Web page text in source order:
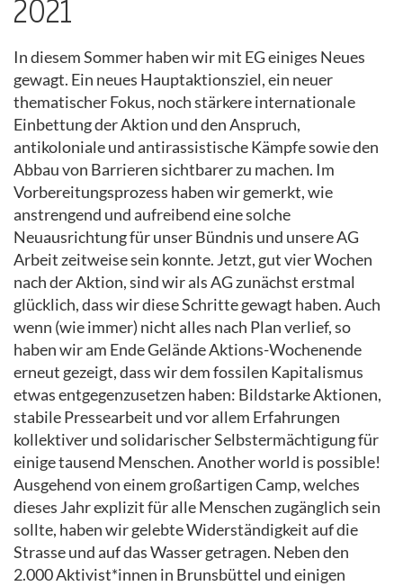
2021
In diesem Sommer haben wir mit EG einiges Neues
gewagt. Ein neues Hauptaktionsziel, ein neuer
thematischer Fokus, noch stärkere internationale
Einbettung der Aktion und den Anspruch,
antikoloniale und antirassistische Kämpfe sowie den
Abbau von Barrieren sichtbarer zu machen. Im
Vorbereitungsprozess haben wir gemerkt, wie
anstrengend und aufreibend eine solche
Neuausrichtung für unser Bündnis und unsere AG
Arbeit zeitweise sein konnte. Jetzt, gut vier Wochen
nach der Aktion, sind wir als AG zunächst erstmal
glücklich, dass wir diese Schritte gewagt haben. Auch
wenn (wie immer) nicht alles nach Plan verlief, so
haben wir am Ende Gelände Aktions-Wochenende
erneut gezeigt, dass wir dem fossilen Kapitalismus
etwas entgegenzusetzen haben: Bildstarke Aktionen,
stabile Pressearbeit und vor allem Erfahrungen
kollektiver und solidarischer Selbstermächtigung für
einige tausend Menschen. Another world is possible!
Ausgehend von einem großartigen Camp, welches
dieses Jahr explizit für alle Menschen zugänglich sein
sollte, haben wir gelebte Widerständigkeit auf die
Strasse und auf das Wasser getragen. Neben den
2.000 Aktivist*innen in Brunsbüttel und einigen